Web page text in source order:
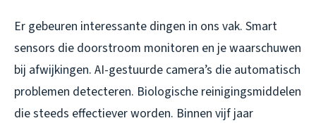
Er gebeuren interessante dingen in ons vak. Smart
sensors die doorstroom monitoren en je waarschuwen
bij afwijkingen. AI-gestuurde camera’s die automatisch
problemen detecteren. Biologische reinigingsmiddelen
die steeds effectiever worden. Binnen vijf jaar